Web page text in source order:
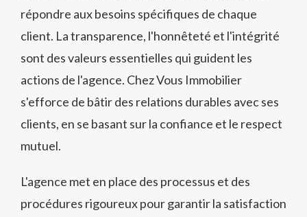
répondre aux besoins spécifiques de chaque
client. La transparence, l'honnêteté et l'intégrité
sont des valeurs essentielles qui guident les
actions de l'agence. Chez Vous Immobilier
s'efforce de bâtir des relations durables avec ses
clients, en se basant sur la confiance et le respect
mutuel.
L'agence met en place des processus et des
procédures rigoureux pour garantir la satisfaction